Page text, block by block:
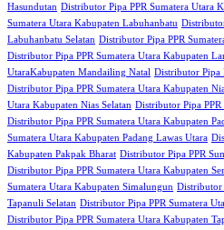
Hasundutan Distributor Pipa PPR Sumatera Utara
Sumatera Utara Kabupaten Labuhanbatu
Labuhanbatu Selatan Distributor Pipa PPR
Distributor Pipa PPR Sumatera Utara Kabupaten
UtaraKabupaten Mandailing Natal Distributor Pipa
Distributor Pipa PPR Sumatera Utara Kabupaten
Utara Kabupaten Nias Selatan Distributor Pipa PPR
Distributor Pipa PPR Sumatera Utara Kabupaten
Sumatera Utara Kabupaten Padang Lawas Utara
Kabupaten Pakpak Bharat Distributor Pipa PPR
Distributor Pipa PPR Sumatera Utara Kabupaten
Sumatera Utara Kabupaten Simalungun Distributor
Tapanuli Selatan Distributor Pipa PPR Sumatera
Distributor Pipa PPR Sumatera Utara Kabupaten